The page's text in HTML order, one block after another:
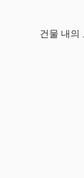
건물 내의